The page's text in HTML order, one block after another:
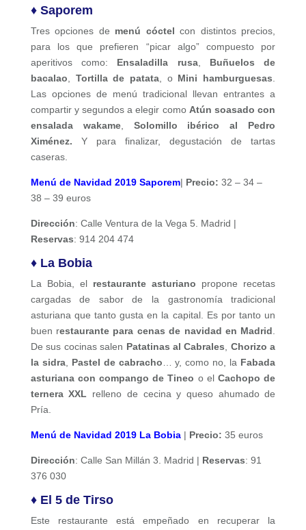
♦ Saporem
Tres opciones de menú cóctel con distintos precios,
para los que prefieren “picar algo” compuesto por
aperitivos como: Ensaladilla rusa, Buñuelos de
bacalao
Tortilla de patata , o Mini hamburguesas
Las opciones de menú tradicional llevan entrantes a
compartir y segundos a elegir como Atún soasado con
ensalada wakame, Solomillo ibérico al Pedro
Ximénez. Y para finalizar, degustación de tartas
caseras.
Menú de Navidad 2019 Saporem| Precio: 32 – 34 –
38 – 39 euros
Dirección: Calle Ventura de la Vega 5. Madrid |
Reservas: 914 204 474
♦ La Bobia
La Bobia , el restaurante asturiano propone recetas
cargadas de sabor de la gastronomía tradicional
asturiana que tanto gusta en la capital. Es por tanto un
buen restaurante para cenas de navidad en Madrid
De sus cocinas salen Patatinas al Cabrales
Chorizo a
la sidra, Pastel de cabracho … y, como no, la Fabada
asturiana con compango de Tineo o elCachopo de
ternera XXL relleno de cecina y queso ahumado de
Pría.
Menú de Navidad 2019 La Bobia | Precio: 35 euros
Dirección: Calle San Millán 3. Madrid | Reservas: 91
376 030
♦ El 5 de Tirso
Este restaurante está empeñado en recuperar la